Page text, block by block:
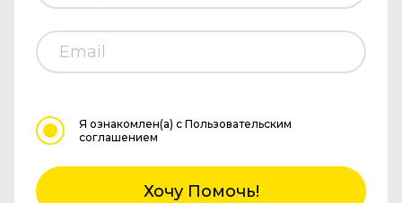
Я ознакомлен(а) с Пользовательским
соглашением
Хочу Помочь!